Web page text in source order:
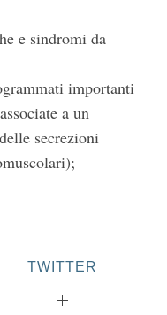
e sindromi da
importanti
a un
secrezioni
TWITTER